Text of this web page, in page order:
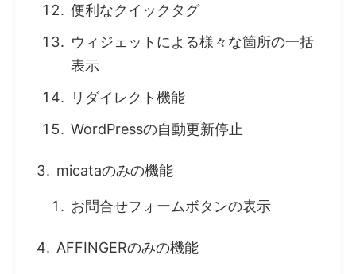
便利なクイックタグ
ウィジェットによる様々な箇所の一括
表示
リダイレクト機能
WordPressの自動更新停止
micataのみの機能
お問合せフォームボタンの表示
AFFINGERのみの機能